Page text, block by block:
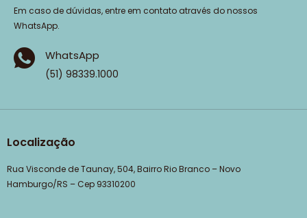
Em caso de dúvidas, entre em contato através do nossos
WhatsApp.
WhatsApp
(51) 98339.1000
Localização
Rua Visconde de Taunay, 504, Bairro Rio Branco – Novo
Hamburgo/RS – Cep 93310200